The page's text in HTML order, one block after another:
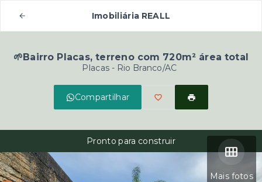
Imobiliária REALL
🌱Bairro Placas, terreno com 720m² área total
Placas - Rio Branco/AC
Compartilhar
Mais fotos
Pronto para construir